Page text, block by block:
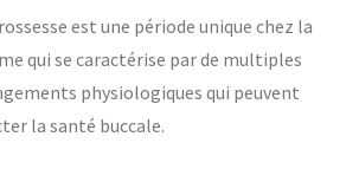
est une période unique chez la
qui se caractérise par de multiples
physiologiques qui peuvent
la santé buccale.